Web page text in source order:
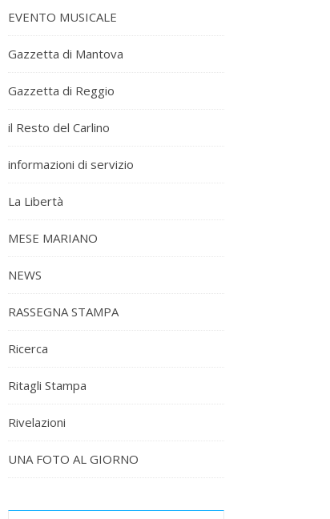
EVENTO MUSICALE
Gazzetta di Mantova
Gazzetta di Reggio
il Resto del Carlino
informazioni di servizio
La Libertà
MESE MARIANO
NEWS
RASSEGNA STAMPA
Ricerca
Ritagli Stampa
Rivelazioni
UNA FOTO AL GIORNO